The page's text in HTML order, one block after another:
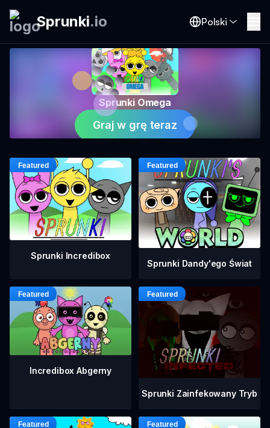
Sprunki.io Polski
Sprunki Omega
Graj w grę teraz
Sprunki Incredibox
Sprunki Dandy'ego Świat
Incredibox Abgerny
Sprunki Zainfekowany Tryb